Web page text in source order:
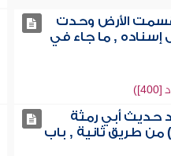
الأرض وحدت
إسناده , ما جاء في
حديث أبي رمثة
من طريق ثانية , باب